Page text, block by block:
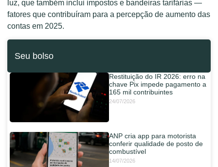
luz, que também inclui impostos e bandeiras tarifárias —
fatores que contribuíram para a percepção de aumento das
contas em 2025.
Seu bolso
Restituição do IR 2026: erro na
chave Pix impede pagamento a
165 mil contribuintes
24/07/2026
ANP cria app para motorista
conferir qualidade de posto de
combustível
14/07/2026